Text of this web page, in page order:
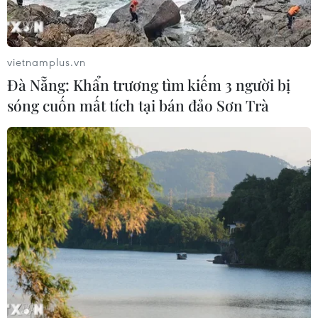
trường tín chỉ carbon rừng
08/08/2026 06:50
Lâm Đồng: Mùa trái chín “mở lối”
cho du lịch nông nghiệp La Dạ
08/08/2026 06:43
Vụ phế liệu bằng sắt, nhọn rơi trên
cao tốc: Tài xế xe chở mắc nhiều lỗi vi
phạm
08/08/2026 06:37
Nghệ An: Lũ cuốn cầu tạm trên sông
vietnamplus.vn
Đà Nẵng: Khẩn trương tìm kiếm 3 người bị
sóng cuốn mất tích tại bán đảo Sơn Trà